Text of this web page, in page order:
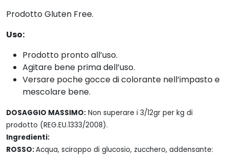
Prodotto Gluten Free.
Uso:
Prodotto pronto all’uso.
Agitare bene prima dell’uso.
Versare poche gocce di colorante nell’impasto e
mescolare bene.
DOSAGGIO MASSIMO: Non superare i 3/12gr per kg di
prodotto (REG.EU.1333/2008).
Ingredienti:
ROSSO:Acqua, sciroppo di glucosio, zucchero, addensante: